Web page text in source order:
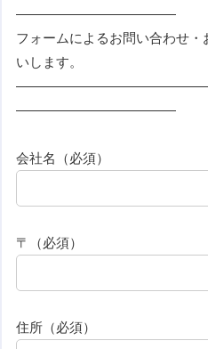
————————————
フォームによるお問い合わせ
いします。
————————————
会社名（必須）
〒（必須）
住所（必須）